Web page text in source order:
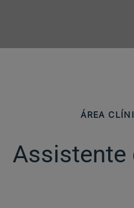
ÁREA
Assistente